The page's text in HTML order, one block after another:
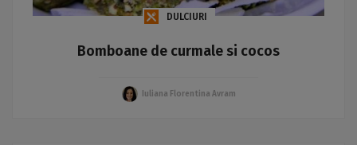
DULCIURI
Bomboane de curmale si cocos
Iuliana Florentina Avram